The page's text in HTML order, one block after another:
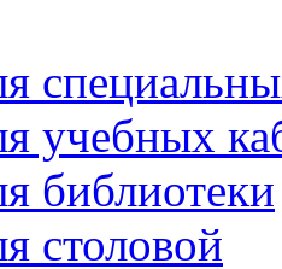
учебных
библиотеки
столовой